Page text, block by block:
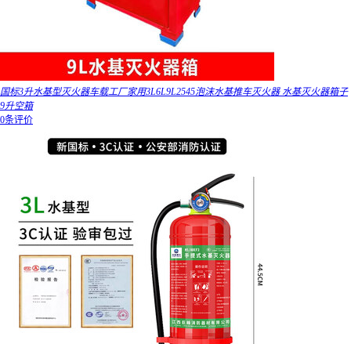
国标3升水基型灭火器车载工厂家用3L6L9L2545泡沫水基推车灭火器 水基灭火器箱子
9升空箱
0条评价